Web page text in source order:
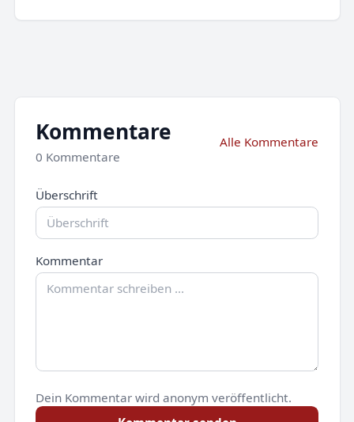
Kommentare
0 Kommentare
Alle Kommentare
Überschrift
Kommentar
Dein Kommentar wird anonym veröffentlicht.